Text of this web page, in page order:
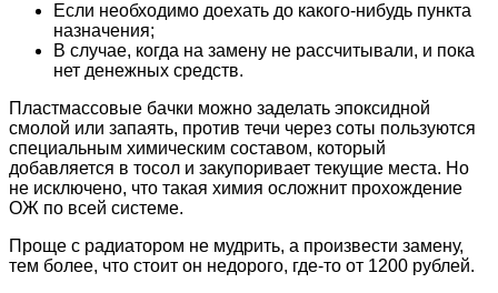
Если необходимо доехать до какого-нибудь пункта
назначения;
В случае, когда на замену не рассчитывали, и пока
нет денежных средств.
Пластмассовые бачки можно заделать эпоксидной
смолой или запаять, против течи через соты пользуются
специальным химическим составом, который
добавляется в тосол и закупоривает текущие места. Но
не исключено, что такая химия осложнит прохождение
ОЖ по всей системе.
Проще с радиатором не мудрить, а произвести замену,
тем более, что стоит он недорого, где-то от 1200 рублей.